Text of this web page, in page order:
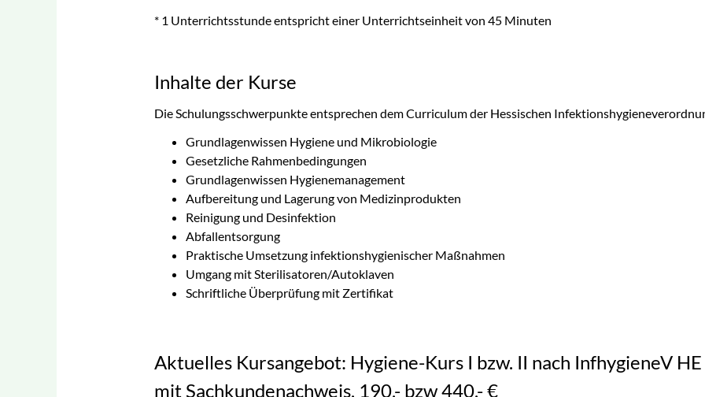
* 1 Unterrichtsstunde entspricht einer Unterrichtseinheit von 45 Minuten
Inhalte der Kurse
Die Schulungsschwerpunkte entsprechen dem Curriculum der Hessischen
Grundlagenwissen Hygiene und Mikrobiologie
Gesetzliche Rahmenbedingungen
Grundlagenwissen Hygienemanagement
Aufbereitung und Lagerung von Medizinprodukten
Reinigung und Desinfektion
Abfallentsorgung
Praktische Umsetzung infektionshygienischer Maßnahmen
Umgang mit Sterilisatoren/Autoklaven
Schriftliche Überprüfung mit Zertifikat
Aktuelles Kursangebot: Hygiene-Kurs I bzw. II nach InfhygieneV HE
mit Sachkundenachweis, 190,- bzw 440,- €